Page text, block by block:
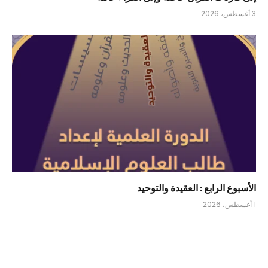
3 أغسطس، 2026
الأسبوع الرابع : العقيدة والتوحيد
1 أغسطس، 2026